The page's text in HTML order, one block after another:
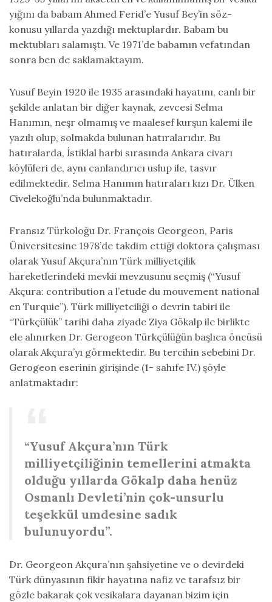
yığını da babam Ahmed Ferid’e Yusuf Bey’in söz-
konusu yıllarda yazdığı mektuplardır. Babam bu
mektubları salamıştı. Ve 1971’de babamın vefatından
sonra ben de saklamaktayım.
Yusuf Beyin 1920 ile 1935 arasındaki hayatını, canlı bir
şekilde anlatan bir diğer kaynak, zevcesi Selma
Hanımın, neşr olmamış ve maalesef kurşun kalemi ile
yazılı olup, solmakda bulunan hatıralarıdır. Bu
hatıralarda, İstiklal harbi sırasında Ankara civarı
köylüleri de, aynı canlandırıcı uslup ile, tasvır
edilmektedir. Selma Hanımın hatıraları kızı Dr. Ülken
Civelekoğlu’nda bulunmaktadır.
Fransız Türkoloğu Dr. François Georgeon, Paris
Üniversitesine 1978’de takdim ettiği doktora çalışması
olarak Yusuf Akçura’nın Türk milliyetçilik
hareketlerindeki mevkii mevzusunu seçmiş (“Yusuf
Akçura: contribution a l’etude du mouvement national
en Turquie”). Türk milliyetciliği o devrin tabiri ile
“Türkçülük” tarihi daha ziyade Ziya Gökalp ile birlikte
ele alınırken Dr. Gerogeon Türkçülüğün başlıca öncüsü
olarak Akçura’yı görmektedir. Bu tercihin sebebini Dr.
Gerogeon eserinin girişinde (1- sahıfe IV.) şöyle
anlatmaktadır:
“Yusuf Akçura’nın Türk
milliyetçiliğinin temellerini atmakta
olduğu yıllarda Gökalp daha henüz
Osmanlı Devleti’nin çok-unsurlu
teşekkül umdesine sadık
bulunuyordu”.
Dr. Georgeon Akçura’nın şahsiyetine ve o devirdeki
Türk dünyasının fikir hayatına nafiz ve tarafsız bir
gözle bakarak çok vesikalara dayanan bizim için